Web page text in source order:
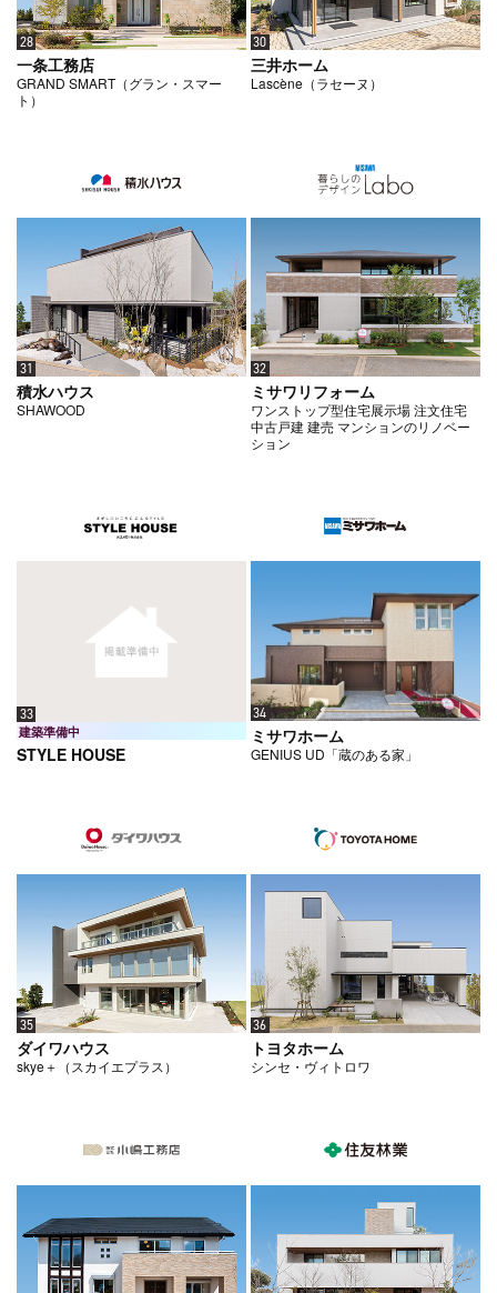
28
一条工務店
GRAND SMART（グラン・スマー
ト）
30
三井ホーム
Lascène（ラセーヌ）
31
積水ハウス
SHAWOOD
32
ミサワリフォーム
ワンストップ型住宅展示場 注文住宅
中古戸建 建売 マンションのリノベー
ション
33
建築準備中
STYLE HOUSE
34
ミサワホーム
GENIUS UD「蔵のある家」
35
ダイワハウス
skye＋（スカイエプラス）
36
トヨタホーム
シンセ・ヴィトロワ